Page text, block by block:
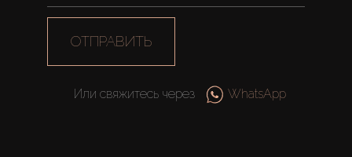
ОТПРАВИТЬ
Или свяжитесь через WhatsApp